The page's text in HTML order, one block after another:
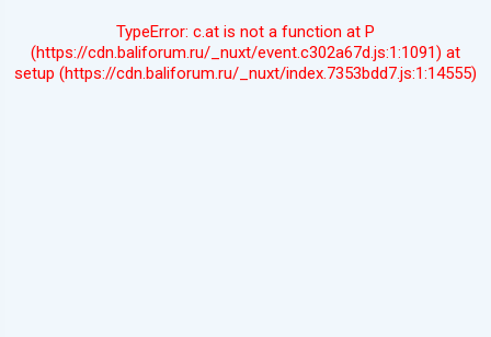
TypeError: c.at is not a function at P
(https://cdn.baliforum.ru/_nuxt/event.c302a67d.js:1:1091) at
setup (https://cdn.baliforum.ru/_nuxt/index.7353bdd7.js:1:14555)